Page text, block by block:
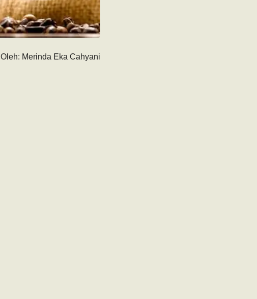
Oleh: Merinda Eka Cahyani